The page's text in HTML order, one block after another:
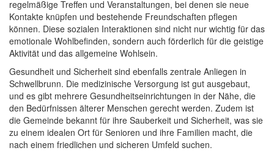
regelmäßige Treffen und Veranstaltungen, bei denen sie neue
Kontakte knüpfen und bestehende Freundschaften pflegen
können. Diese sozialen Interaktionen sind nicht nur wichtig für das
emotionale Wohlbefinden, sondern auch förderlich für die geistige
Aktivität und das allgemeine Wohlsein.
Gesundheit und Sicherheit sind ebenfalls zentrale Anliegen in
Schwellbrunn. Die medizinische Versorgung ist gut ausgebaut,
und es gibt mehrere Gesundheitseinrichtungen in der Nähe, die
den Bedürfnissen älterer Menschen gerecht werden. Zudem ist
die Gemeinde bekannt für ihre Sauberkeit und Sicherheit, was sie
zu einem idealen Ort für Senioren und ihre Familien macht, die
nach einem friedlichen und sicheren Umfeld suchen.